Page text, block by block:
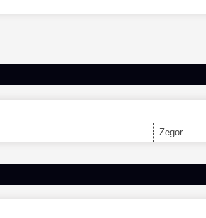
Zegor